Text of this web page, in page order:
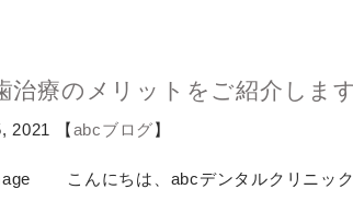
院長紹介
虫歯治療
ブルーラジカル治療
院長ブログ
治療のメリットをご紹介しま
2021 【abcブログ】
こんにちは、abcデンタルクリニッ